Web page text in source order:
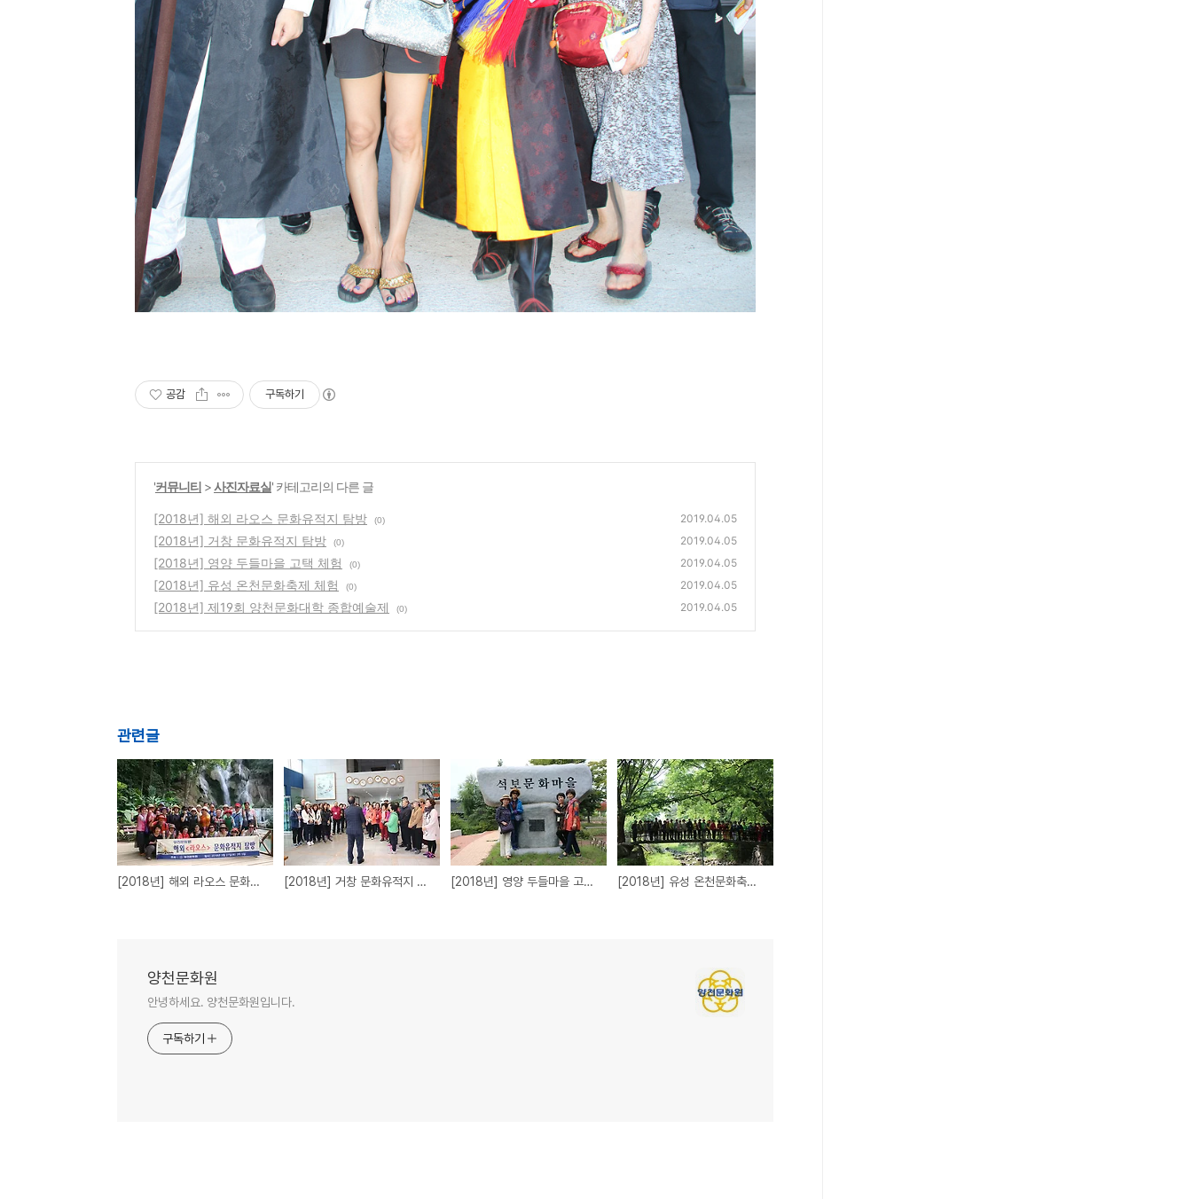
공감 구독하기
'커뮤니티 >사진자료실' 카테고리의 다른 글
[2018년] 해외 라오스 문화유적지 탐방 (0) 2019.04.05
[2018년] 거창 문화유적지 탐방 (0) 2019.04.05
[2018년] 영양 두들마을 고택 체험 (0) 2019.04.05
[2018년] 유성 온천문화축제 체험 (0) 2019.04.05
[2018년] 제19회 양천문화대학 종합예술제 (0) 2019.04.05
관련글
[2018년] 해외 라오스 문화유적지 탐방 [2018년] 거창 문화유적지 탐방 [2018년] 영양 두들마을 고택 체험 [2018년] 유성 온천문화축제 체험
양천문화원
안녕하세요. 양천문화원입니다.
구독하기